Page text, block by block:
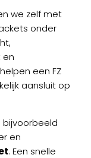
we zelf met
onder
en
een FZ
aansluit op
bijvoorbeeld
en
. Een snelle